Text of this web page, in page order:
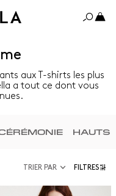
aux T-shirts les plus
a tout ce dont vous
HAUTS
TRIER PAR FILTRES